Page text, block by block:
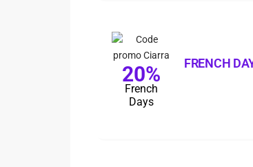
20%
French
Days
FRENCH